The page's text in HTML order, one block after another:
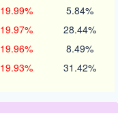
19.99% 5.84%
19.97% 28.44%
19.96% 8.49%
19.93% 31.42%